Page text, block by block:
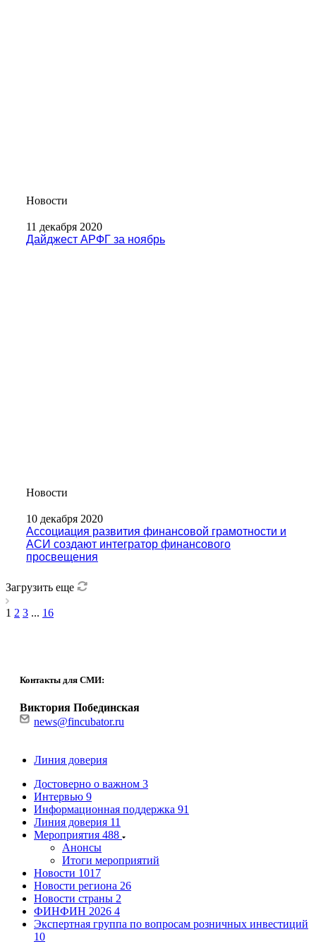
Новости
11 декабря 2020
Дайджест АРФГ за ноябрь
Новости
10 декабря 2020
Ассоциация развития финансовой грамотности и
АСИ создают интегратор финансового
просвещения
Загрузить еще
1 2 3 ... 16
Контакты для СМИ:
Виктория Побединская
news@fincubator.ru
Линия доверия
Достоверно о важном 3
Интервью 9
Информационная поддержка 91
Линия доверия 11
Мероприятия 488
Анонсы
Итоги мероприятий
Новости 1017
Новости региона 26
Новости страны 2
ФИНФИН 2026 4
Экспертная группа по вопросам розничных инвестиций
10